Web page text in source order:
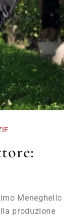
Meneghello
produzione